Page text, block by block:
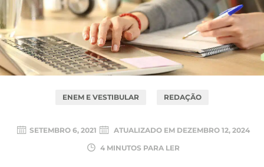
ENEM E VESTIBULAR REDAÇÃO
SETEMBRO 6, 2021 ATUALIZADO EM DEZEMBRO 12, 2024
4 MINUTOS PARA LER